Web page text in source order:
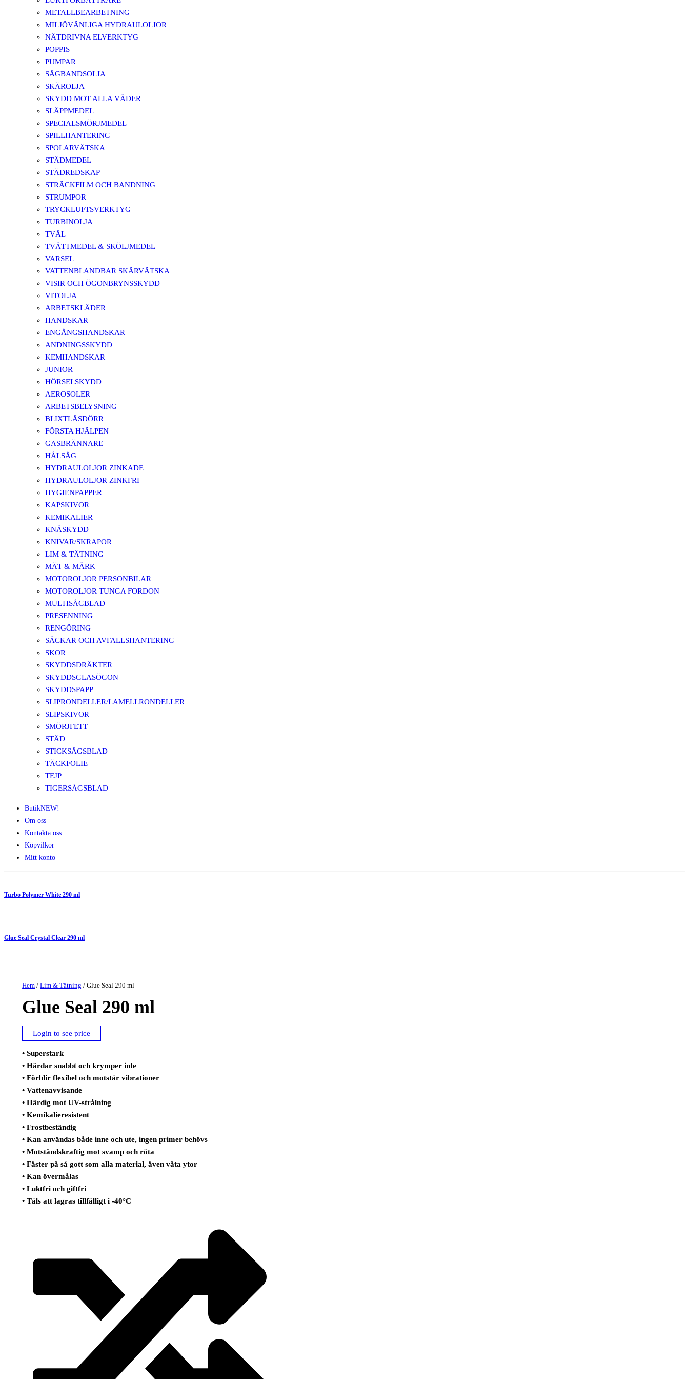
METALLBEARBETNING
MILJÖVÄNLIGA HYDRAULOLJOR
NÄTDRIVNA ELVERKTYG
POPPIS
PUMPAR
SÅGBANDSOLJA
SKÄROLJA
SKYDD MOT ALLA VÄDER
SLÄPPMEDEL
SPECIALSMÖRJMEDEL
SPILLHANTERING
SPOLARVÄTSKA
STÄDMEDEL
STÄDREDSKAP
STRÄCKFILM OCH BANDNING
STRUMPOR
TRYCKLUFTSVERKTYG
TURBINOLJA
TVÅL
TVÄTTMEDEL & SKÖLJMEDEL
VARSEL
VATTENBLANDBAR SKÄRVÄTSKA
VISIR OCH ÖGONBRYNSSKYDD
VITOLJA
ARBETSKLÄDER
HANDSKAR
ENGÅNGSHANDSKAR
ANDNINGSSKYDD
KEMHANDSKAR
JUNIOR
HÖRSELSKYDD
AEROSOLER
ARBETSBELYSNING
BLIXTLÅSDÖRR
FÖRSTA HJÄLPEN
GASBRÄNNARE
HÅLSÅG
HYDRAULOLJOR ZINKADE
HYDRAULOLJOR ZINKFRI
HYGIENPAPPER
KAPSKIVOR
KEMIKALIER
KNÄSKYDD
KNIVAR/SKRAPOR
LIM & TÄTNING
MÄT & MÄRK
MOTOROLJOR PERSONBILAR
MOTOROLJOR TUNGA FORDON
MULTISÅGBLAD
PRESENNING
RENGÖRING
SÄCKAR OCH AVFALLSHANTERING
SKOR
SKYDDSDRÄKTER
SKYDDSGLASÖGON
SKYDDSPAPP
SLIPRONDELLER/LAMELLRONDELLER
SLIPSKIVOR
SMÖRJFETT
STÄD
STICKSÅGSBLAD
TÄCKFOLIE
TEJP
TIGERSÅGSBLAD
ButikNEW!
Om oss
Kontakta oss
Köpvilkor
Mitt konto
Turbo Polymer White 290 ml
Glue Seal Crystal Clear 290 ml
Hem /Lim & Tätning / Glue Seal 290 ml
Glue Seal 290 ml
Login to see price
• Superstark
• Härdar snabbt och krymper inte
• Förblir flexibel och motstår vibrationer
• Vattenavvisande
• Härdig mot UV-strålning
• Kemikalieresistent
• Frostbeständig
• Kan användas både inne och ute, ingen primer behövs
• Motståndskraftig mot svamp och röta
• Fäster på så gott som alla material, även våta ytor
• Kan övermålas
• Luktfri och giftfri
• Tåls att lagras tillfälligt i -40°C